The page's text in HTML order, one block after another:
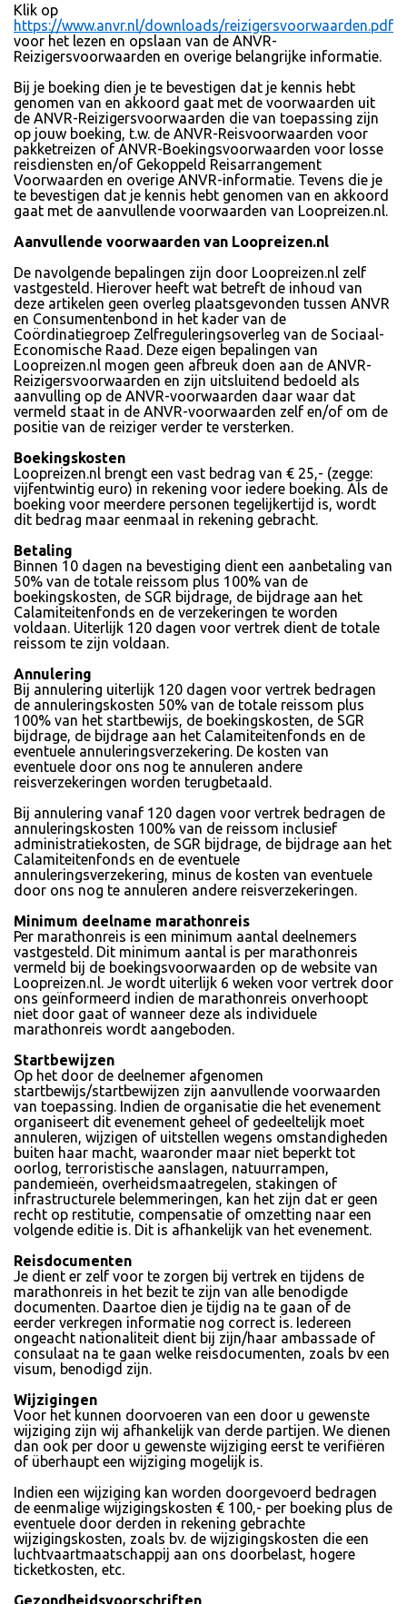
Klik op
https://www.anvr.nl/downloads/reizigersvoorwaarden.pdf
voor het lezen en opslaan van de ANVR-
Reizigersvoorwaarden en overige belangrijke informatie.
Bij je boeking dien je te bevestigen dat je kennis hebt
genomen van en akkoord gaat met de voorwaarden uit
de ANVR-Reizigersvoorwaarden die van toepassing zijn
op jouw boeking, t.w. de ANVR-Reisvoorwaarden voor
pakketreizen of ANVR-Boekingsvoorwaarden voor losse
reisdiensten en/of Gekoppeld Reisarrangement
Voorwaarden en overige ANVR-informatie. Tevens die je
te bevestigen dat je kennis hebt genomen van en akkoord
gaat met de aanvullende voorwaarden van Loopreizen.nl.
Aanvullende voorwaarden van Loopreizen.nl
De navolgende bepalingen zijn door Loopreizen.nl zelf
vastgesteld. Hierover heeft wat betreft de inhoud van
deze artikelen geen overleg plaatsgevonden tussen ANVR
en Consumentenbond in het kader van de
Coördinatiegroep Zelfreguleringsoverleg van de Sociaal-
Economische Raad. Deze eigen bepalingen van
Loopreizen.nl mogen geen afbreuk doen aan de ANVR-
Reizigersvoorwaarden en zijn uitsluitend bedoeld als
aanvulling op de ANVR-voorwaarden daar waar dat
vermeld staat in de ANVR-voorwaarden zelf en/of om de
positie van de reiziger verder te versterken.
Boekingskosten
Loopreizen.nl brengt een vast bedrag van € 25,- (zegge:
vijfentwintig euro) in rekening voor iedere boeking. Als de
boeking voor meerdere personen tegelijkertijd is, wordt
dit bedrag maar eenmaal in rekening gebracht.
Betaling
Binnen 10 dagen na bevestiging dient een aanbetaling van
50% van de totale reissom plus 100% van de
boekingskosten, de SGR bijdrage, de bijdrage aan het
Calamiteitenfonds en de verzekeringen te worden
voldaan. Uiterlijk 120 dagen voor vertrek dient de totale
reissom te zijn voldaan.
Annulering
Bij annulering uiterlijk 120 dagen voor vertrek bedragen
de annuleringskosten 50% van de totale reissom plus
100% van het startbewijs, de boekingskosten, de SGR
bijdrage, de bijdrage aan het Calamiteitenfonds en de
eventuele annuleringsverzekering. De kosten van
eventuele door ons nog te annuleren andere
reisverzekeringen worden terugbetaald.
Bij annulering vanaf 120 dagen voor vertrek bedragen de
annuleringskosten 100% van de reissom inclusief
administratiekosten, de SGR bijdrage, de bijdrage aan het
Calamiteitenfonds en de eventuele
annuleringsverzekering, minus de kosten van eventuele
door ons nog te annuleren andere reisverzekeringen.
Minimum deelname marathonreis
Per marathonreis is een minimum aantal deelnemers
vastgesteld. Dit minimum aantal is per marathonreis
vermeld bij de boekingsvoorwaarden op de website van
Loopreizen.nl. Je wordt uiterlijk 6 weken voor vertrek door
ons geïnformeerd indien de marathonreis onverhoopt
niet door gaat of wanneer deze als individuele
marathonreis wordt aangeboden.
Startbewijzen
Op het door de deelnemer afgenomen
startbewijs/startbewijzen zijn aanvullende voorwaarden
van toepassing. Indien de organisatie die het evenement
organiseert dit evenement geheel of gedeeltelijk moet
annuleren, wijzigen of uitstellen wegens omstandigheden
buiten haar macht, waaronder maar niet beperkt tot
oorlog, terroristische aanslagen, natuurrampen,
pandemieën, overheidsmaatregelen, stakingen of
infrastructurele belemmeringen, kan het zijn dat er geen
recht op restitutie, compensatie of omzetting naar een
volgende editie is. Dit is afhankelijk van het evenement.
Reisdocumenten
Je dient er zelf voor te zorgen bij vertrek en tijdens de
marathonreis in het bezit te zijn van alle benodigde
documenten. Daartoe dien je tijdig na te gaan of de
eerder verkregen informatie nog correct is. Iedereen
ongeacht nationaliteit dient bij zijn/haar ambassade of
consulaat na te gaan welke reisdocumenten, zoals bv een
visum, benodigd zijn.
Wijzigingen
Voor het kunnen doorvoeren van een door u gewenste
wijziging zijn wij afhankelijk van derde partijen. We dienen
dan ook per door u gewenste wijziging eerst te verifiëren
of überhaupt een wijziging mogelijk is.
Indien een wijziging kan worden doorgevoerd bedragen
de eenmalige wijzigingskosten € 100,- per boeking plus de
eventuele door derden in rekening gebrachte
wijzigingskosten, zoals bv. de wijzigingskosten die een
luchtvaartmaatschappij aan ons doorbelast, hogere
ticketkosten, etc.
Gezondheidsvoorschriften